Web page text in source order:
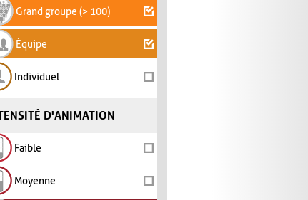
Grand groupe (> 100)
Équipe
Individuel
D'ANIMATION
Faible
Moyenne